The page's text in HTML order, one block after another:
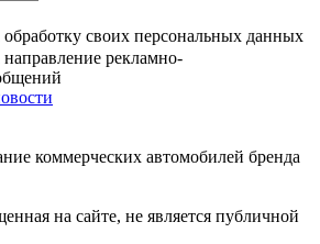
обработку своих персональных данных
направление рекламно-
коммерческих автомобилей бренда
на сайте, не является публичной